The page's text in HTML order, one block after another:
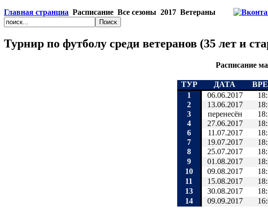
Главная странциа Расписание Все сезоны 2017 Ветераны
Турнир по футболу среди ветеранов (35 лет и
Расписание
ТУР ДАТА
1
06.06.2017
2
13.06.2017
3
перенесён
4
27.06.2017
6
11.07.2017
7
19.07.2017
8
25.07.2017
9
01.08.2017
10
09.08.2017
11
15.08.2017
13
30.08.2017
14
09.09.2017